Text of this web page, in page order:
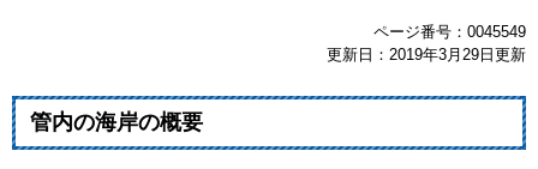
ページ番号：0045549
更新日：2019年3月29日更新
管内の海岸の概要